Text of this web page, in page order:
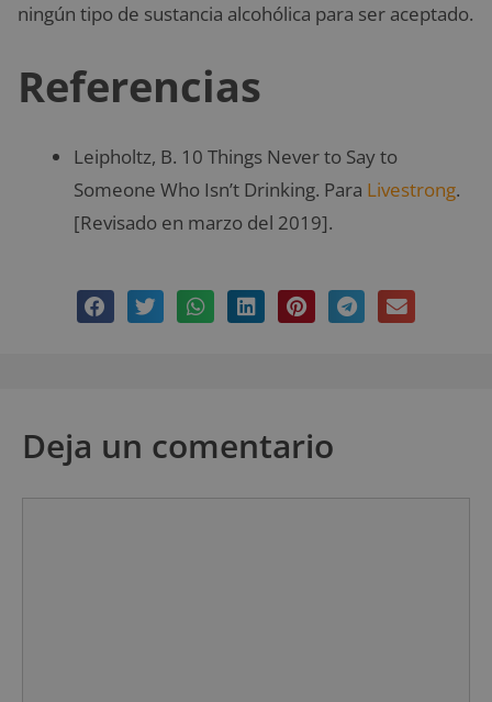
ningún tipo de sustancia alcohólica para ser aceptado.
Referencias
Leipholtz, B. 10 Things Never to Say to
Someone Who Isn’t Drinking. Para Livestrong.
[Revisado en marzo del 2019].
Deja un comentario